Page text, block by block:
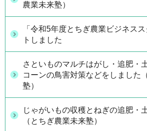
農業未来塾）
「令和5年度とちぎ農業ビジネス
トしました
さといものマルチはがし・追肥・
コーンの鳥害対策などをしました
塾）
じゃがいもの収穫とねぎの追肥・
（とちぎ農業未来塾）